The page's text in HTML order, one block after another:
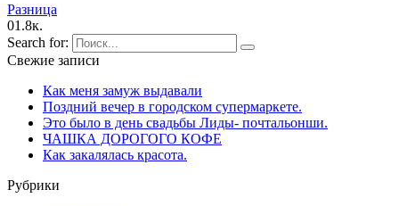
Pазница
01.8к.
Search for:
Свежие записи
Как меня замуж выдавали
Поздний вечер в городском супермаркете.
Это было в день свадьбы Лиды- почтальонши.
ЧАШКА ДОPОГОГО КОФЕ
Как закалялась красота.
Рубрики